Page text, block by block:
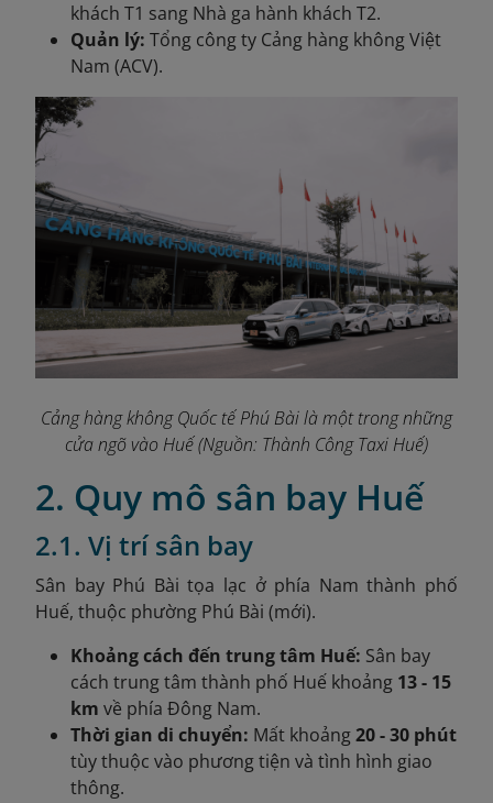
khách T1 sang Nhà ga hành khách T2.
Quản lý: Tổng công ty Cảng hàng không Việt
Nam (ACV).
Cảng hàng không Quốc tế Phú Bài là một trong những
cửa ngõ vào Huế(Nguồn: Thành Công Taxi Huế)
2. Quy mô sân bay Huế
2.1. Vị trí sân bay
Sân bay Phú Bài tọa lạc ở phía Nam thành phố
Huế, thuộc phường Phú Bài (mới).
Khoảng cách đến trung tâm Huế: Sân bay
cách trung tâm thành phố Huế khoảng 13 - 15
km về phía Đông Nam.
Thời gian di chuyển: Mất khoảng20 - 30 phút
tùy thuộc vào phương tiện và tình hình giao
thông.